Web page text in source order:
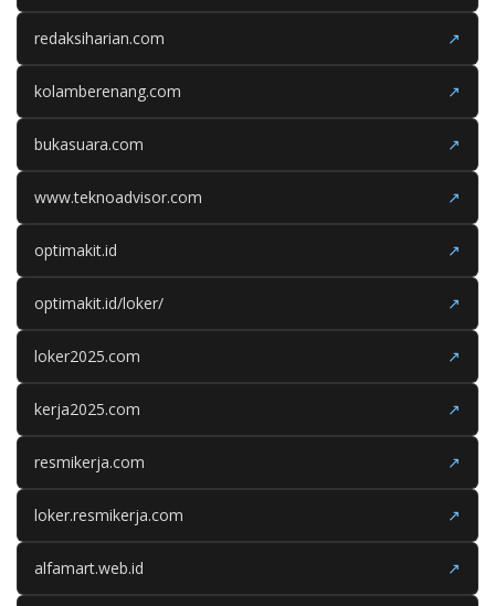
redaksiharian.com ↗
kolamberenang.com ↗
bukasuara.com ↗
www.teknoadvisor.com ↗
optimakit.id ↗
optimakit.id/loker/ ↗
loker2025.com ↗
kerja2025.com ↗
resmikerja.com ↗
loker.resmikerja.com ↗
alfamart.web.id ↗